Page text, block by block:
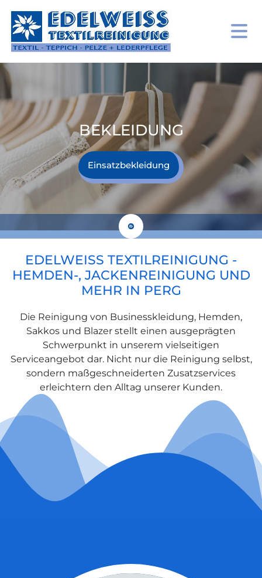
BEKLEIDUNG
Einsatzbekleidung
EDELWEISS TEXTILREINIGUNG - H
EMDEN-, JACKENREINIGUNG UND M
EHR IN PERG
Die Reinigung von Businesskleidung, Hemden,
Sakkos und Blazer stellt einen ausgeprägten
Schwerpunkt in unserem vielseitigen
Serviceangebot dar. Nicht nur die Reinigung selbst,
sondern maßgeschneiderten Zusatzservices
erleichtern den Alltag unserer Kunden.